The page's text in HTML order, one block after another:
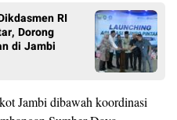
RI
Dorong
di Jambi
Jambi dibawah koordinasi